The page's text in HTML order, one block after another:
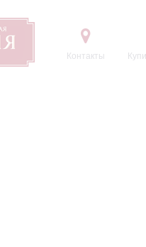
Контакты